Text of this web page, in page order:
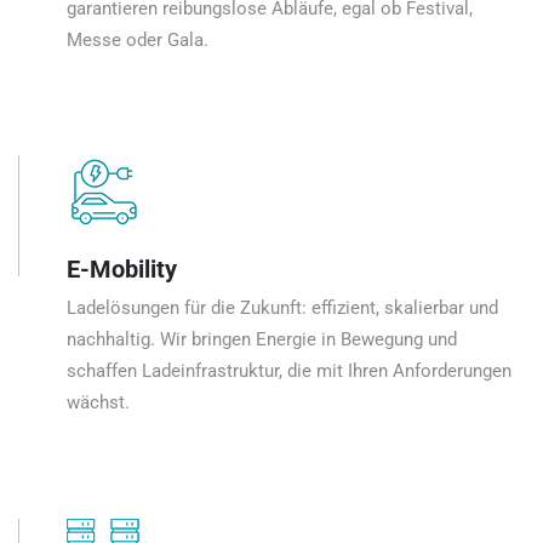
garantieren reibungslose Abläufe, egal ob Festival,
Messe oder Gala.
E-Mobility
Ladelösungen für die Zukunft: effizient, skalierbar und
nachhaltig. Wir bringen Energie in Bewegung und
schaffen Ladeinfrastruktur, die mit Ihren Anforderungen
wächst.